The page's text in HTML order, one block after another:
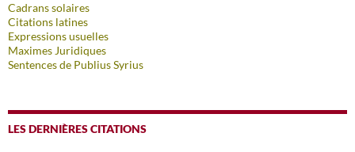
Cadrans solaires
Citations latines
Expressions usuelles
Maximes Juridiques
Sentences de Publius Syrius
LES DERNIÈRES CITATIONS